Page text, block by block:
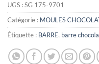
UGS :SG 175-9701
Catégorie : MOULES
Étiquette : BARRE, barre